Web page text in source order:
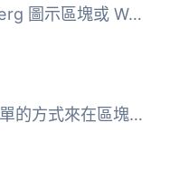
WordPress Gutenberg 圖示區塊或 WordPress Gutenberg 區塊圖...
這個外掛提供一個簡單的方式來在區塊編輯器（Gutenberg）中添...